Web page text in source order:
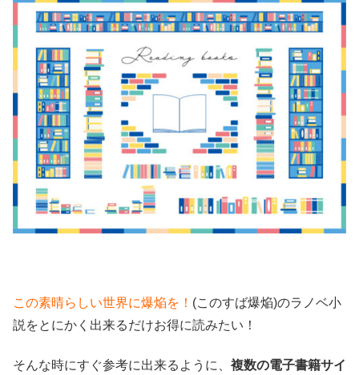
この素晴らしい世界に爆焔を！ (このすば爆焔)のラノベ小
説をとにかく出来るだけお得に読みたい！
そんな時にすぐ参考に出来るように、 複数の電子書籍サイ